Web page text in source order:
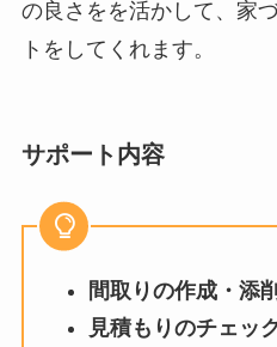
の良さをを活かして、家
トをしてくれます。
サポート内容
間取りの作成・添削
見積もりのチェッ